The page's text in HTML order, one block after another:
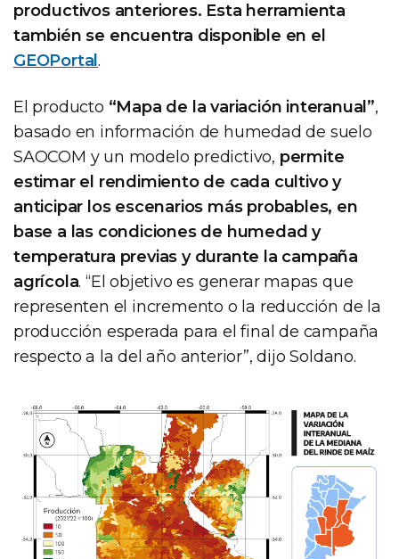
productivos anteriores. Esta herramienta
también se encuentra disponible en el
GEOPortal.
El producto “Mapa de la variación interanual”,
basado en información de humedad de suelo
SAOCOM y un modelo predictivo, permite
estimar el rendimiento de cada cultivo y
anticipar los escenarios más probables, en
base a las condiciones de humedad y
temperatura previas y durante la campaña
agrícola. “El objetivo es generar mapas que
representen el incremento o la reducción de la
producción esperada para el final de campaña
respecto a la del año anterior”, dijo Soldano.